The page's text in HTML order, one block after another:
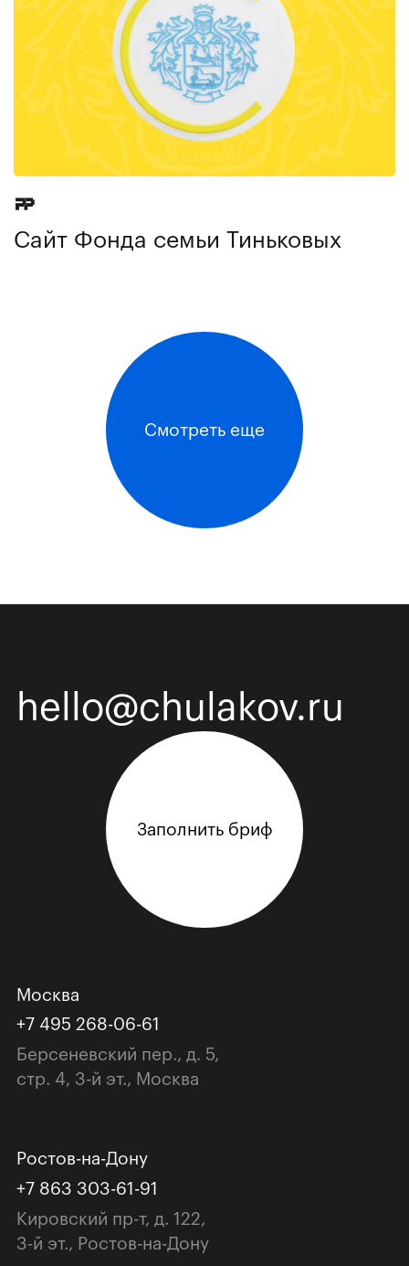
Сайт Фонда семьи Тиньковых
Смотреть еще
hello@chulakov.ru
Заполнить бриф
Москва
+7 495 268-06-61
Берсеневский пер., д. 5,
cтр. 4, 3-й эт., Москва
Ростов-на-Дону
+7 863 303-61-91
Кировский пр-т, д. 122,
3-й эт., Ростов-на-Дону